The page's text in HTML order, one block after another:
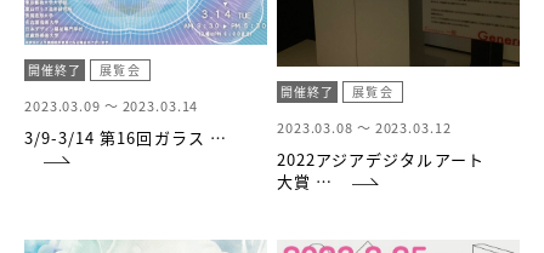
開催終了 展覧会
2023.03.09 ～ 2023.03.14
3/9-3/14 第16回ガラス …
開催終了 展覧会
2023.03.08 ～ 2023.03.12
2022アジアデジタルアート
大賞 …